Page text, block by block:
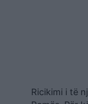
Ricikimi i të